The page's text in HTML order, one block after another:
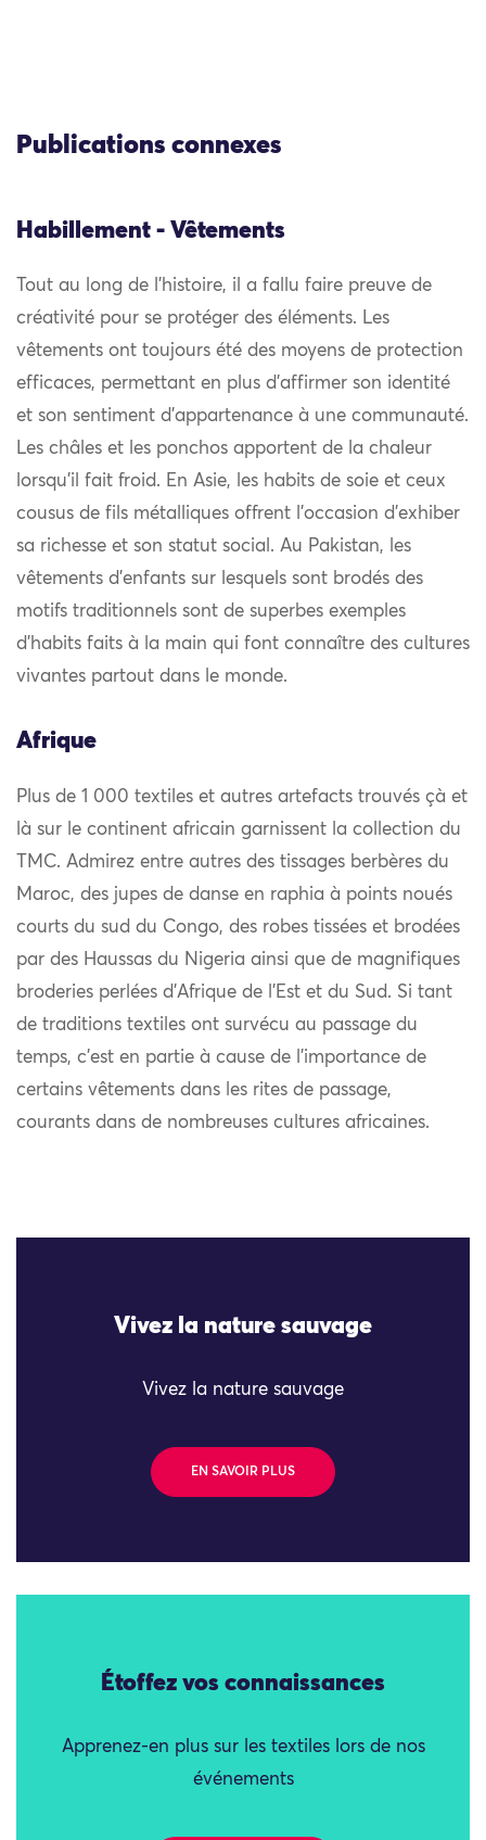
Publications connexes
Habillement - Vêtements
Tout au long de l’histoire, il a fallu faire preuve de
créativité pour se protéger des éléments. Les
vêtements ont toujours été des moyens de protection
efficaces, permettant en plus d’affirmer son identité
et son sentiment d’appartenance à une communauté.
Les châles et les ponchos apportent de la chaleur
lorsqu’il fait froid. En Asie, les habits de soie et ceux
cousus de fils métalliques offrent l’occasion d’exhiber
sa richesse et son statut social. Au Pakistan, les
vêtements d’enfants sur lesquels sont brodés des
motifs traditionnels sont de superbes exemples
d’habits faits à la main qui font connaître des cultures
vivantes partout dans le monde.
Afrique
Plus de 1 000 textiles et autres artefacts trouvés çà et
là sur le continent africain garnissent la collection du
TMC. Admirez entre autres des tissages berbères du
Maroc, des jupes de danse en raphia à points noués
courts du sud du Congo, des robes tissées et brodées
par des Haussas du Nigeria ainsi que de magnifiques
broderies perlées d’Afrique de l’Est et du Sud. Si tant
de traditions textiles ont survécu au passage du
temps, c’est en partie à cause de l’importance de
certains vêtements dans les rites de passage,
courants dans de nombreuses cultures africaines.
Vivez la nature sauvage
Vivez la nature sauvage
EN SAVOIR PLUS
Étoffez vos connaissances
Apprenez-en plus sur les textiles lors de nos
événements